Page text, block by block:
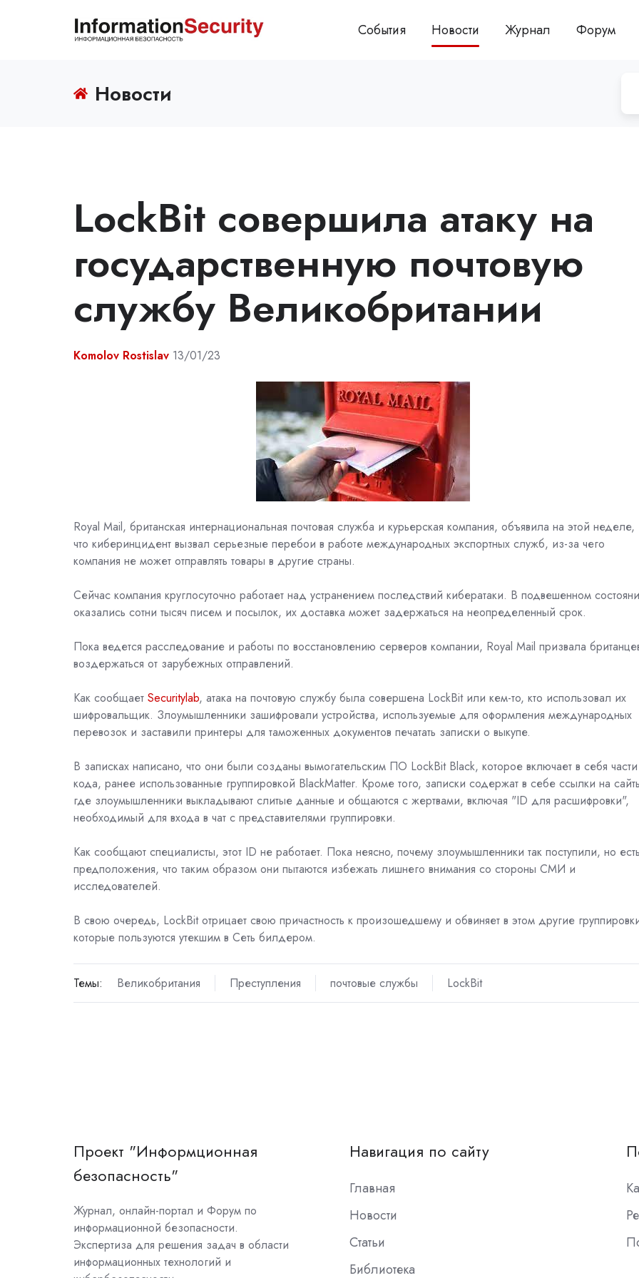
События Новости Журнал Форум
Новости
LockBit совершила атаку на
государственную почтовую
службу Великобритании
Komolov Rostislav 13/01/23
Royal Mail, британская интернациональная почтовая служба и курьерская компания, объявила на этой неделе,
что киберинцидент вызвал серьезные перебои в работе международных экспортных служб, из-за чего
компания не может отправлять товары в другие страны.
Сейчас компания круглосуточно работает над устранением последствий кибератаки. В подвешенном
оказались сотни тысяч писем и посылок, их доставка может задержаться на неопределенный срок.
Пока ведется расследование и работы по восстановлению серверов компании, Royal Mail призвала
воздержаться от зарубежных отправлений.
Как сообщает Securitylab, атака на почтовую службу была совершена LockBit или кем-то, кто использовал их
шифровальщик. Злоумышленники зашифровали устройства, используемые для оформления международных
перевозок и заставили принтеры для таможенных документов печатать записки о выкупе.
В записках написано, что они были созданы вымогательским ПО LockBit Black, которое включает в себя части
кода, ранее использованные группировкой BlackMatter. Кроме того, записки содержат в себе ссылки на
где злоумышленники выкладывают слитые данные и общаются с жертвами, включая "ID для расшифровки",
необходимый для входа в чат с представителями группировки.
Как сообщают специалисты, этот ID не работает. Пока неясно, почему злоумышленники так поступили, но есть
предположения, что таким образом они пытаются избежать лишнего внимания со стороны СМИ и
исследователей.
В свою очередь, LockBit отрицает свою причастность к произошедшему и обвиняет в этом другие
которые пользуются утекшим в Сеть билдером.
Темы: Великобритания Преступления почтовые службы LockBit
Проект "Информционная
безопасность"
Журнал, онлайн-портал и Форум по
информационной безопасности.
Экспертиза для решения задач в области
информационных технологий и
Навигация по сайту
Главная
Новости
Статьи
Библиотека